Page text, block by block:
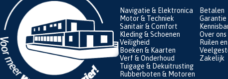
Navigatie & Elektronica
Motor & Techniek
Sanitair & Comfort
Kleding & Schoenen
Veiligheid
Boeken & Kaarten
Verf & Onderhoud
Tuigage & Dekuitrusting
Rubberboten & Motoren
Betalen
Garantie
Over ons
Ruilen
Zakelijk